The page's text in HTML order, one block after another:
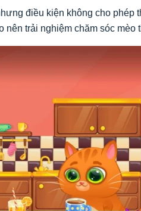
điều kiện không cho
trải nghiệm chăm sóc mèo